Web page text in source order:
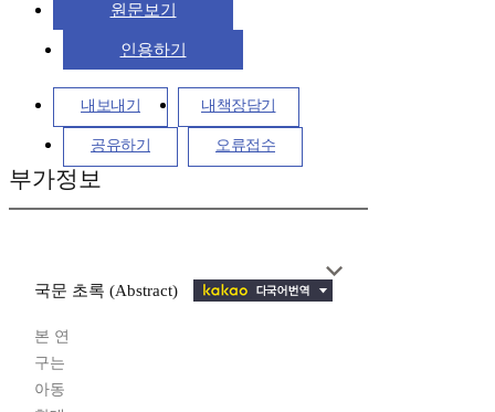
원문보기
인용하기
내보내기 내책장담기
공유하기 오류접수
부가정보
국문 초록 (Abstract)
본 연
구는
아동